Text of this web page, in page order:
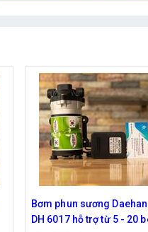
Bơm phun sương Haita HP
2700 chính hãng